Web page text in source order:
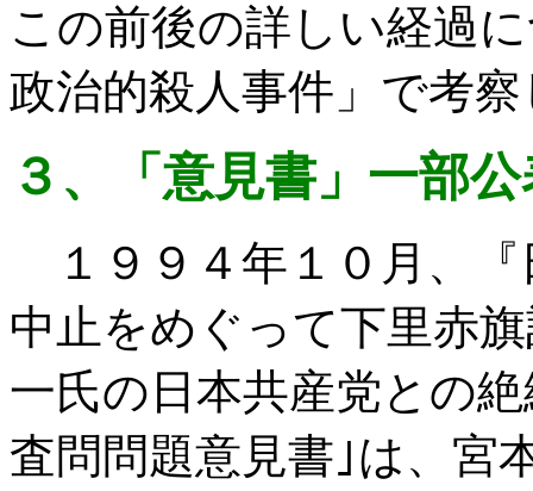
この前後の詳しい経過
政治的殺人事件」で考
３、「意見書」一部
１９９４年１０月、『
中止をめぐって下里赤
一氏の日本共産党との
査問問題意見書｣は、宮